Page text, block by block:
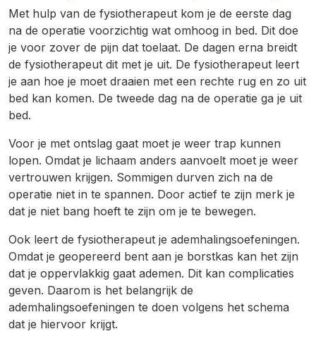
Met hulp van de fysiotherapeut kom je de eerste dag
na de operatie voorzichtig wat omhoog in bed. Dit doe
je voor zover de pijn dat toelaat. De dagen erna breidt
de fysiotherapeut dit met je uit. De fysiotherapeut leert
je aan hoe je moet draaien met een rechte rug en zo uit
bed kan komen. De tweede dag na de operatie ga je uit
bed.
Voor je met ontslag gaat moet je weer trap kunnen
lopen. Omdat je lichaam anders aanvoelt moet je weer
vertrouwen krijgen. Sommigen durven zich na de
operatie niet in te spannen. Door actief te zijn merk je
dat je niet bang hoeft te zijn om je te bewegen.
Ook leert de fysiotherapeut je ademhalingsoefeningen.
Omdat je geopereerd bent aan je borstkas kan het zijn
dat je oppervlakkig gaat ademen. Dit kan complicaties
geven. Daarom is het belangrijk de
ademhalingsoefeningen te doen volgens het schema
dat je hiervoor krijgt.